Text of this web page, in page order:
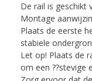
De rail is geschikt
Montage
Plaats de eerste
stabiele
Let op! Plaats de
om een ??stevige